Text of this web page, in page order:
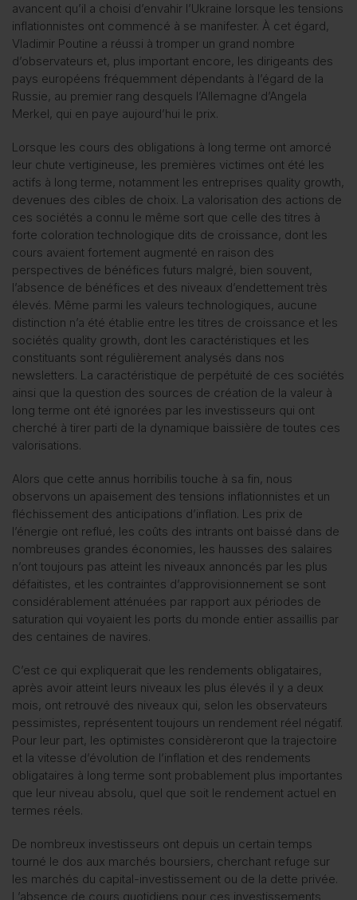
avancent qu’il a choisi d’envahir l’Ukraine lorsque les tensions
inflationnistes ont commencé à se manifester. À cet égard,
Vladimir Poutine a réussi à tromper un grand nombre
d’observateurs et, plus important encore, les dirigeants des
pays européens fréquemment dépendants à l’égard de la
Russie, au premier rang desquels l’Allemagne d’Angela
Merkel, qui en paye aujourd’hui le prix.
Lorsque les cours des obligations à long terme ont amorcé
leur chute vertigineuse, les premières victimes ont été les
actifs à long terme, notamment les entreprises quality growth,
devenues des cibles de choix. La valorisation des actions de
ces sociétés a connu le même sort que celle des titres à
forte coloration technologique dits de croissance, dont les
cours avaient fortement augmenté en raison des
perspectives de bénéfices futurs malgré, bien souvent,
l’absence de bénéfices et des niveaux d’endettement très
élevés. Même parmi les valeurs technologiques, aucune
distinction n’a été établie entre les titres de croissance et les
sociétés quality growth, dont les caractéristiques et les
constituants sont régulièrement analysés dans nos
newsletters. La caractéristique de perpétuité de ces sociétés
ainsi que la question des sources de création de la valeur à
long terme ont été ignorées par les investisseurs qui ont
cherché à tirer parti de la dynamique baissière de toutes ces
valorisations.
Alors que cette annus horribilis touche à sa fin, nous
observons un apaisement des tensions inflationnistes et un
fléchissement des anticipations d’inflation. Les prix de
l’énergie ont reflué, les coûts des intrants ont baissé dans de
nombreuses grandes économies, les hausses des salaires
n’ont toujours pas atteint les niveaux annoncés par les plus
défaitistes, et les contraintes d’approvisionnement se sont
considérablement atténuées par rapport aux périodes de
saturation qui voyaient les ports du monde entier assaillis par
des centaines de navires.
C’est ce qui expliquerait que les rendements obligataires,
après avoir atteint leurs niveaux les plus élevés il y a deux
mois, ont retrouvé des niveaux qui, selon les observateurs
pessimistes, représentent toujours un rendement réel négatif.
Pour leur part, les optimistes considèreront que la trajectoire
et la vitesse d’évolution de l’inflation et des rendements
obligataires à long terme sont probablement plus importantes
que leur niveau absolu, quel que soit le rendement actuel en
termes réels.
De nombreux investisseurs ont depuis un certain temps
tourné le dos aux marchés boursiers, cherchant refuge sur
les marchés du capital-investissement ou de la dette privée.
L’absence de cours quotidiens pour ces investissements